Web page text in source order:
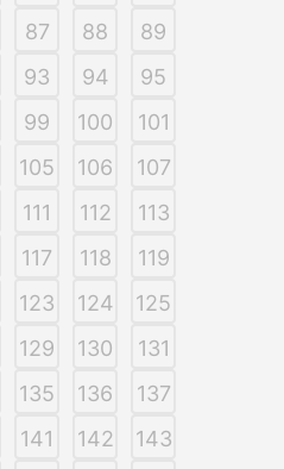
87 88
89
93 94
95
99 100
101
105 106
107
111 112
113
117 118
119
123 124
125
129 130
131
135 136
137
141 142
143